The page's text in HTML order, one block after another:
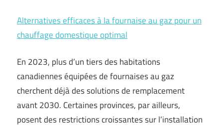
Alternatives efficaces à la fournaise au gaz pour un
chauffage domestique optimal
En 2023, plus d’un tiers des habitations
canadiennes équipées de fournaises au gaz
cherchent déjà des solutions de remplacement
avant 2030. Certaines provinces, par ailleurs,
posent des restrictions croissantes sur l’installation